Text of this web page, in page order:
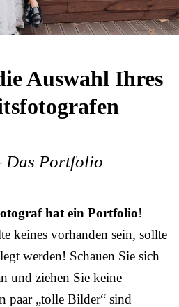
Auswahl Ihres
Das Portfolio
hat ein Portfolio!
keines vorhanden sein, sollte
werden! Schauen Sie sich
und ziehen Sie keine
paar „tolle Bilder“ sind